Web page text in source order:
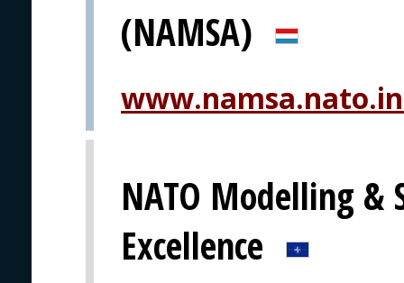
(NAMSA)
NATO Modelling
Excellence